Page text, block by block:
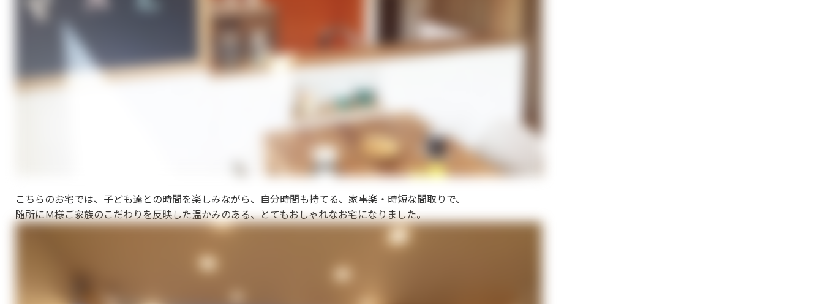
こちらのお宅では、子ども達との時間を楽しみながら、自分時間も持てる、家事楽・時短な間取りで、
随所にＭ様ご家族のこだわりを反映した温かみのある、とてもおしゃれなお宅になりました。